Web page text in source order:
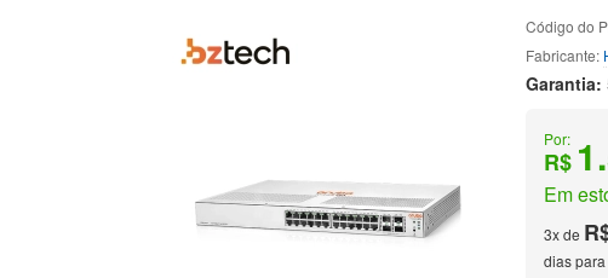
Código do
Fabricante:
Garantia:
Por:
R$
Em
3x de
dias